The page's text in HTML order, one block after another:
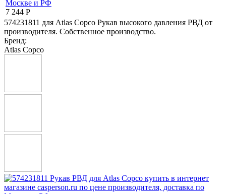
7 244 Р
574231811 для Atlas Copco Рукав высокого давления РВД от
производителя. Собственное производство.
Бренд:
Atlas Copco